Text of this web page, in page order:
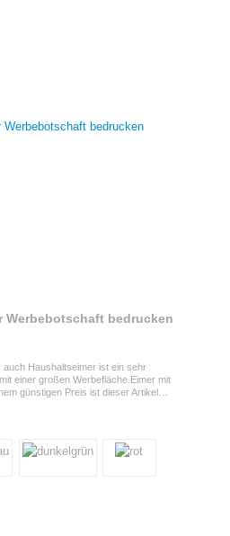
Werbebotschaft bedrucken
Haushaltseimer ist ein sehr
einer großen Werbefläche.Eimer mit
günstigen Preis ist dieser Artikel
aus Metall. Ihr Logo kann
auf dem bedruckbaren Werbeeimer
255 x Ø 280 mm, Füllung: